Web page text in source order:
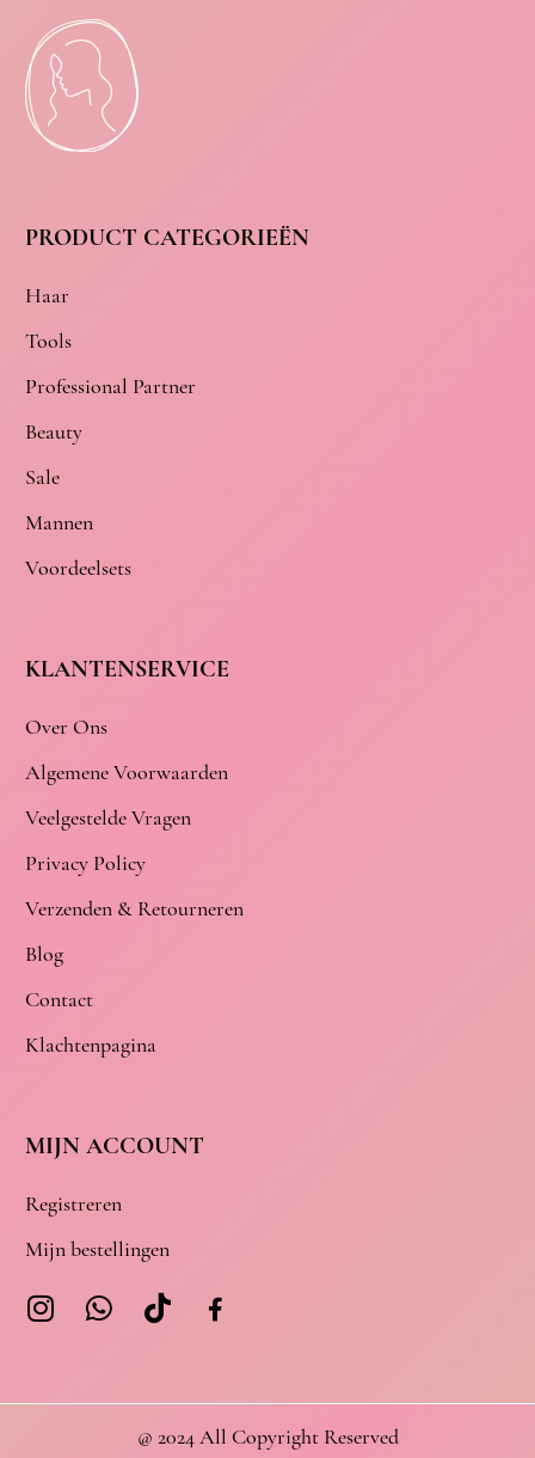
PRODUCT CATEGORIEËN
Haar
Tools
Professional Partner
Beauty
Sale
Mannen
Voordeelsets
KLANTENSERVICE
Over Ons
Algemene Voorwaarden
Veelgestelde Vragen
Privacy Policy
Verzenden & Retourneren
Blog
Contact
Klachtenpagina
MIJN ACCOUNT
Registreren
Mijn bestellingen
@ 2024 All Copyright Reserved